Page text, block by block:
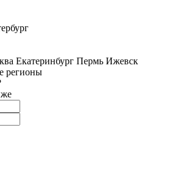
Екатеринбург Пермь Ижевск
регионы